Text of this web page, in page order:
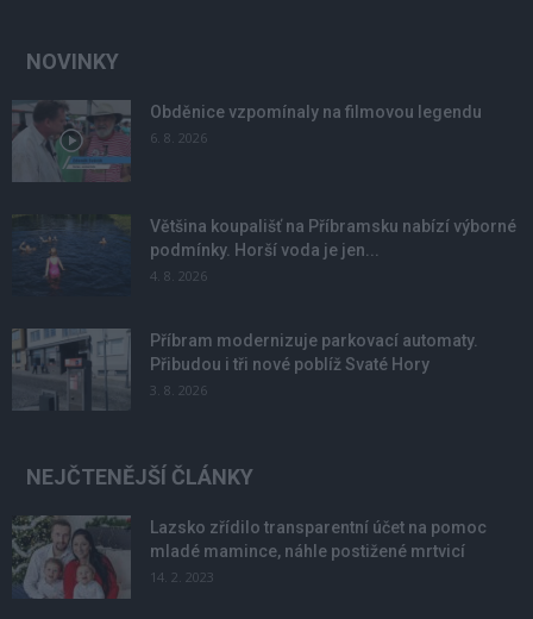
NOVINKY
Obděnice vzpomínaly na filmovou legendu
6. 8. 2026
Většina koupališť na Příbramsku nabízí výborné
podmínky. Horší voda je jen...
4. 8. 2026
Příbram modernizuje parkovací automaty.
Přibudou i tři nové poblíž Svaté Hory
3. 8. 2026
NEJČTENĚJŠÍ ČLÁNKY
Lazsko zřídilo transparentní účet na pomoc
mladé mamince, náhle postižené mrtvicí
14. 2. 2023